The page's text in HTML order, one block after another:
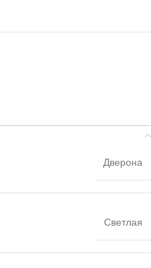
Дверона
Светлая